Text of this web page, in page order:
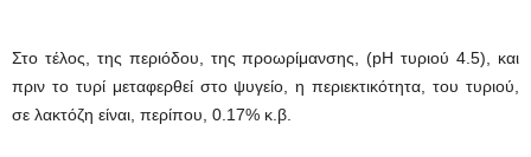
Στο τέλος, της περιόδου, της προωρίμανσης, (pH τυριού 4.5), και
πριν το τυρί μεταφερθεί στο ψυγείο, η περιεκτικότητα, του τυριού,
σε λακτόζη είναι, περίπου, 0.17% κ.β.